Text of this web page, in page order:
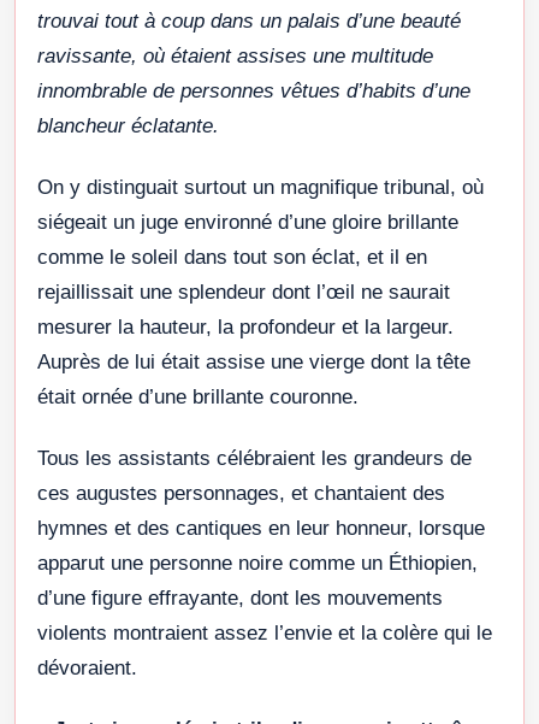
trouvai tout à coup dans un palais d’une beauté
ravissante, où étaient assises une multitude
innombrable de personnes vêtues d’habits d’une
blancheur éclatante.
On y distinguait surtout un magnifique tribunal, où
siégeait un juge environné d’une gloire brillante
comme le soleil dans tout son éclat, et il en
rejaillissait une splendeur dont l’œil ne saurait
mesurer la hauteur, la profondeur et la largeur.
Auprès de lui était assise une vierge dont la tête
était ornée d’une brillante couronne.
Tous les assistants célébraient les grandeurs de
ces augustes personnages, et chantaient des
hymnes et des cantiques en leur honneur, lorsque
apparut une personne noire comme un Éthiopien,
d’une figure effrayante, dont les mouvements
violents montraient assez l’envie et la colère qui le
dévoraient.